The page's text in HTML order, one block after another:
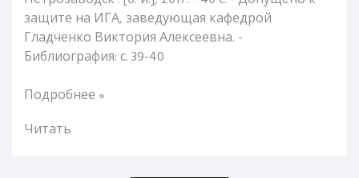
защите на ИГА, заведующая кафедрой
Гладченко Виктория Алексеевна. -
Библиография: с. 39-40
Подробнее »
Читать